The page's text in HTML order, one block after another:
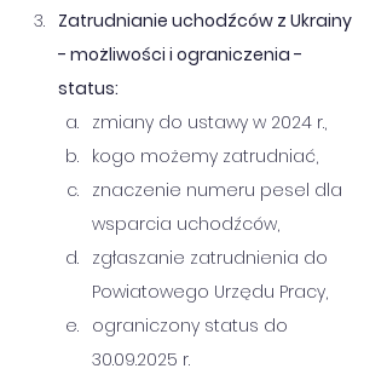
Zatrudnianie uchodźców z Ukrainy
- możliwości i ograniczenia -
status:
zmiany do ustawy w 2024 r.,
kogo możemy zatrudniać,
znaczenie numeru pesel dla
wsparcia uchodźców,
zgłaszanie zatrudnienia do
Powiatowego Urzędu Pracy,
ograniczony status do
30.09.2025 r.